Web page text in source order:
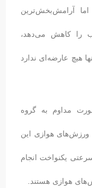
آرامش‌بخش‌ترین
را کاهش می‌دهد،
عارضه‌ای ندارد
مداوم به گروه
هوازی این
یکنواخت انجام
هوازی هستند.